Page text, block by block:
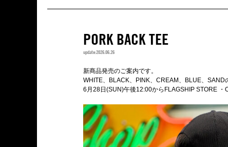
PORK BACK TEE
update:2026.06.26
新商品発売のご案内です。
WHITE、BLACK、PINK、CREAM、BLUE、SAND
6月28日(SUN)午後12:00からFLAGSHIP STORE ・